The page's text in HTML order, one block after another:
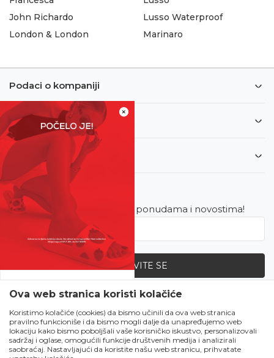
×
SVE UPOLA CIJENE!
Čekanju je kraj!
Počela je omiljena
ljetna akcija u Obući
Metro!
John Richardo
London & London
Lusso Waterproof
Marinaro
Podaci o kompaniji
Informacije
Korisnički servis
Newsletter
Budite u toku sa najnovijim ponudama i novostima!
PRIJAVITE SE
Zapratite nas
Ova web stranica koristi kolačiće
Koristimo kolačiće (cookies) da bismo učinili da ova web stranica
pravilno funkcioniše i da bismo mogli dalje da unapređujemo web
lokaciju kako bismo poboljšali vaše korisničko iskustvo, personalizovali
sadržaj i oglase, omogućili funkcije društvenih medija i analizirali
saobraćaj. Nastavljajući da koristite našu web stranicu, prihvatate